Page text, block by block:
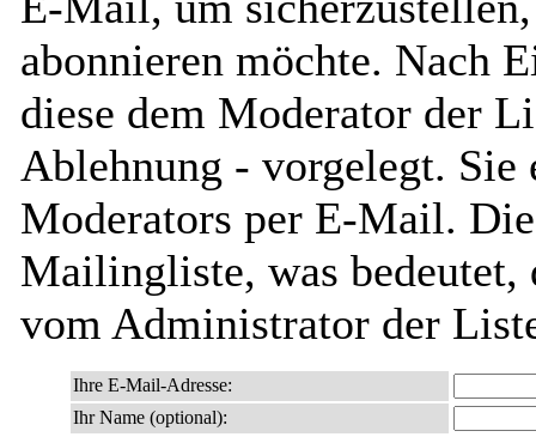
abonnieren möchte. Nach
diese dem Moderator der
Ablehnung - vorgelegt. Sie
Moderators per E-Mail.
Mailingliste, was bedeutet,
vom Administrator der
Ihre E-Mail-Adresse:
Ihr Name (optional):